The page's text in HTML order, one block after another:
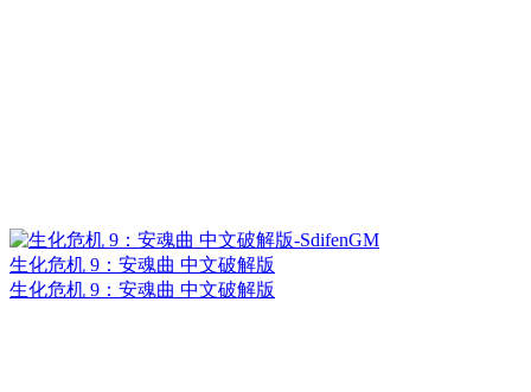
生化危机 9：安魂曲 中文破解版
生化危机 9：安魂曲 中文破解版